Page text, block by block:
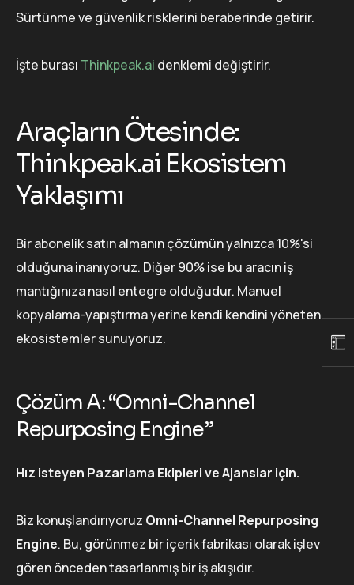
Sürtünme ve güvenlik risklerini beraberinde getirir.
İşte burası Thinkpeak.ai denklemi değiştirir.
Araçların Ötesinde:
Thinkpeak.ai Ekosistem
Yaklaşımı
Bir abonelik satın almanın çözümün yalnızca 10%'si
olduğuna inanıyoruz. Diğer 90% ise bu aracın iş
mantığınıza nasıl entegre olduğudur. Manuel
kopyalama-yapıştırma yerine kendi kendini yöneten
ekosistemler sunuyoruz.
Çözüm A: “Omni-Channel
Repurposing Engine”
Hız isteyen Pazarlama Ekipleri ve Ajanslar için.
Biz konuşlandırıyoruz Omni-Channel Repurposing
Engine. Bu, görünmez bir içerik fabrikası olarak işlev
gören önceden tasarlanmış bir iş akışıdır.